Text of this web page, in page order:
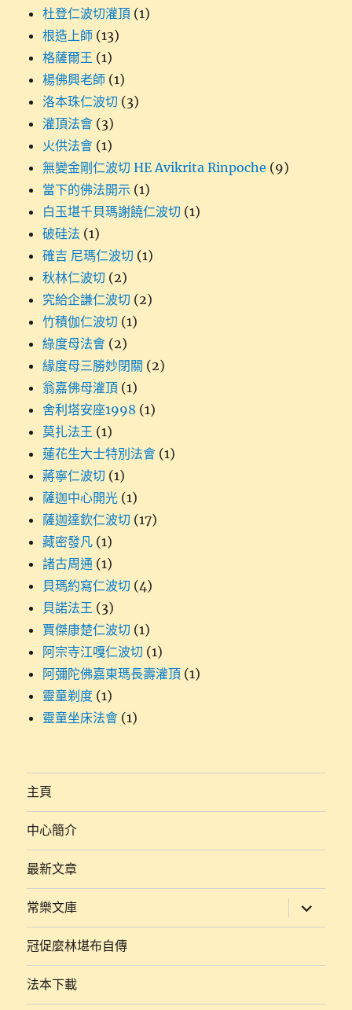
杜登仁波切灌頂 (1)
根造上師 (13)
格薩爾王 (1)
楊佛興老師 (1)
洛本珠仁波切 (3)
灌頂法會 (3)
火供法會 (1)
無變金剛仁波切 HE Avikrita Rinpoche (9)
當下的佛法開示 (1)
白玉堪千貝瑪謝饒仁波切 (1)
破硅法 (1)
確吉 尼瑪仁波切 (1)
秋林仁波切 (2)
究給企謙仁波切 (2)
竹積伽仁波切 (1)
綠度母法會 (2)
緣度母三勝妙閉關 (2)
翁嘉佛母灌頂 (1)
舍利塔安座1998 (1)
莫扎法王 (1)
蓮花生大士特別法會 (1)
蔣寧仁波切 (1)
薩迦中心開光 (1)
薩迦達欽仁波切 (17)
藏密發凡 (1)
諸古周通 (1)
貝瑪約寫仁波切 (4)
貝諾法王 (3)
賈傑康楚仁波切 (1)
阿宗寺江嘎仁波切 (1)
阿彌陀佛嘉東瑪長壽灌頂 (1)
靈童剃度 (1)
靈童坐床法會 (1)
主頁
中心簡介
最新文章
常樂文庫
展
開
子
冠促麼林堪布自傳
法本下載